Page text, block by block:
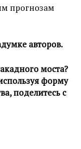
прогнозам
авторов.
моста?
форму
поделитесь с